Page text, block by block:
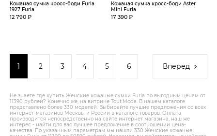
Кожаная сумка кросс-боди Furla
1927 Furla
12 790 ₽
Кожаная сумка кросс-боди Aster
Mini Furla
17 390 ₽
1 2 3 4 5 6 Вперед
Не знаете где купить Женские кожаные сумки Furla по выгодным ценам от
11390 рублей? Конечно же, на витрине Tout.Modа. В нашем каталоге
представлено более 330 моделей. Выбирайте лучшие предложения со всех
интернет-магазинов Москвы и России в каталоге товаров. Оплата
производится непосредственно на сайте интернет магазина, наш же
интерес - найти для вас лучшее предложение в соотношении цена-
качества. По указанным параметрам мы нашли 330 Женские кожаные